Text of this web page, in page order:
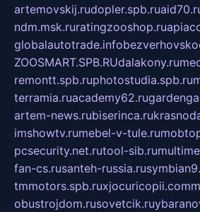
artemovskij.rudopler.spb.ru
ndm.msk.ruratingzooshop.ru
globalautotrade.info
ZOOSMART.SPB.RUdalakony.ru
remontt.spb.ruphotostudia.spb.ru
terramia.ruacademy62.ru
artem-news.rubiserinca.ru
imshowtv.rumebel-v-tule.ru
pcsecurity.net.rutool-sib.ru
fan-cs.rusanteh-russia.ru
tmmotors.spb.ruxjocuricopii.com
obustrojdom.rusovetcik.ru